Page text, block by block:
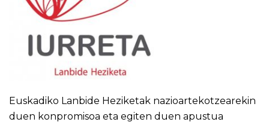
Euskadiko Lanbide Heziketak nazioartekotzearekin
duen konpromisoa eta egiten duen apustua